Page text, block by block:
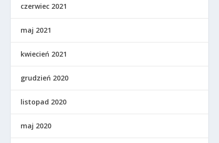
czerwiec 2021
maj 2021
kwiecień 2021
grudzień 2020
listopad 2020
maj 2020